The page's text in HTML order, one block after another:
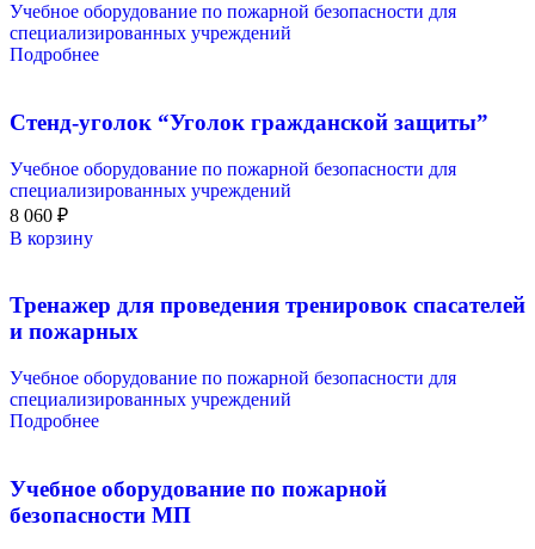
Учебное оборудование по пожарной безопасности для
специализированных учреждений
Подробнее
Стенд-уголок “Уголок гражданской защиты”
Учебное оборудование по пожарной безопасности для
специализированных учреждений
8 060 ₽
В корзину
Тренажер для проведения тренировок спасателей
и пожарных
Учебное оборудование по пожарной безопасности для
специализированных учреждений
Подробнее
Учебное оборудование по пожарной
безопасности МП